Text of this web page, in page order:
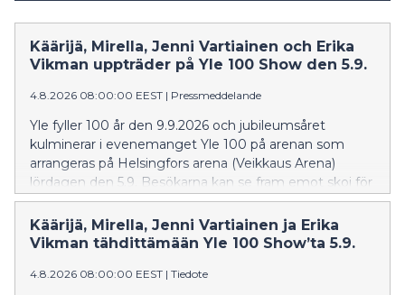
Käärijä, Mirella, Jenni Vartiainen och Erika
Vikman uppträder på Yle 100 Show den 5.9.
4.8.2026 08:00:00 EEST | Pressmeddelande
Yle fyller 100 år den 9.9.2026 och jubileumsåret
kulminerar i evenemanget Yle 100 på arenan som
arrangeras på Helsingfors arena (Veikkaus Arena)
lördagen den 5.9. Besökarna kan se fram emot skoj för
barnen, bekanta Yle-ansikten, tv-program och
toppnamn inom finländsk musik. Vi får också höra
Radions symfoniorkester tolka finska metal-klassiker.
Käärijä, Mirella, Jenni Vartiainen ja Erika
Vikman tähdittämään Yle 100 Show’ta 5.9.
4.8.2026 08:00:00 EEST | Tiedote